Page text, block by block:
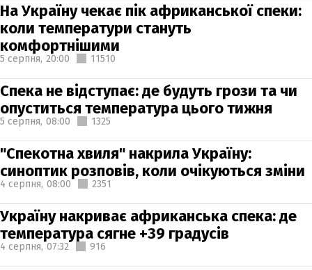
На Україну чекає пік африканської спеки:
коли температури стануть
комфортнішими
5 серпня, 20:00 11510
Спека не відступає: де будуть грози та чи
опуститься температура цього тижня
5 серпня, 08:00 1325
"Спекотна хвиля" накрила Україну:
синоптик розповів, коли очікуються зміни
4 серпня, 08:00 2351
Україну накриває африканська спека: де
температура сягне +39 градусів
4 серпня, 07:32 916